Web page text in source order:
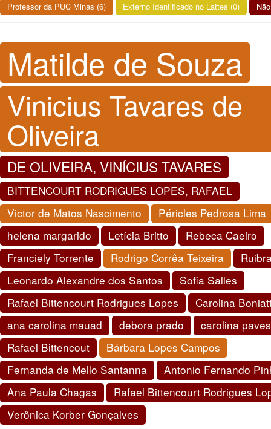
Professor da PUC Minas (6) Externo Identificado no Lattes (0)
Matilde de Souza
Vinicius Tavares de
Oliveira
DE OLIVEIRA, VINÍCIUS TAVARES
BITTENCOURT RODRIGUES LOPES, RAFAEL
Victor de Matos Nascimento
Péricles Pedrosa Lima
helena margarido
Letícia Britto
Rebeca Caeiro
Franciely Torrente
Rodrigo Corrêa Teixeira
Leonardo Alexandre dos Santos
Sofia Salles
Rafael Bittencourt Rodrigues Lopes
Carolina
ana carolina mauad
debora prado
carolina
Rafael Bittencout
Bárbara Lopes Campos
Fernanda de Mello Santanna
Antonio Fernando
Ana Paula Chagas
Rafael Bittencourt Rodrigues
Verônica Korber Gonçalves